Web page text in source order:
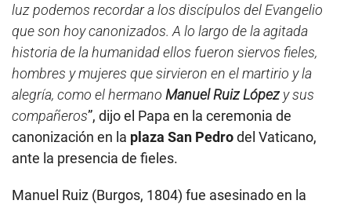
luz podemos recordar a los discípulos del Evangelio
que son hoy canonizados. A lo largo de la agitada
historia de la humanidad ellos fueron siervos fieles,
hombres y mujeres que sirvieron en el martirio y la
alegría, como el hermano Manuel Ruiz López y sus
compañeros”, dijo el Papa en la ceremonia de
canonización en la plaza San Pedrodel Vaticano,
ante la presencia de fieles.
Manuel Ruiz (Burgos, 1804) fue asesinado en la